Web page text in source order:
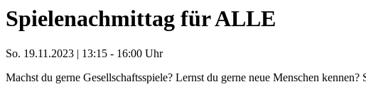
Spielenachmittag für ALLE
So. 19.11.2023 | 13:15 - 16:00 Uhr
Machst du gerne Gesellschaftsspiele? Lernst du gerne neue Menschen